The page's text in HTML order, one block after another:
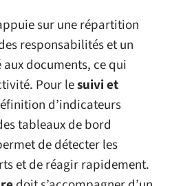
sur une répartition
responsabilités et un
documents, ce qui
Pour lesuivi et
d’indicateurs
tableaux de bord
de détecter les
et de réagir rapidement.